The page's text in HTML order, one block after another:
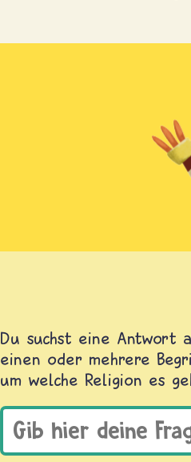
Du suchst eine Antwort
einen oder mehrere
um welche Religion es